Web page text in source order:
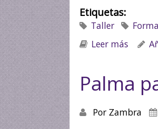
Etiquetas:
Taller
Leer más
Palma
Por Zambra